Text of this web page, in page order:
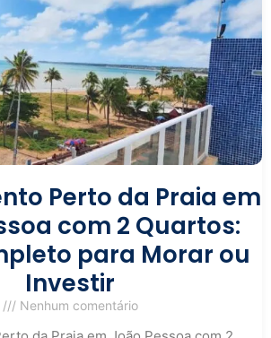
Perto da Praia em
com 2 Quartos:
para Morar ou
Investir
Nenhum comentário